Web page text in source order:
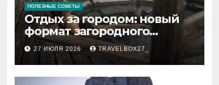
ПОЛЕЗНЫЕ СОВЕТЫ
Отдых за городом: новый
формат загородного
релакса
27 ИЮЛЯ 2026 TRAVELBOX27_